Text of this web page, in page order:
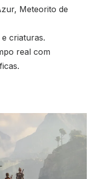
Meteorito de
criaturas.
real com